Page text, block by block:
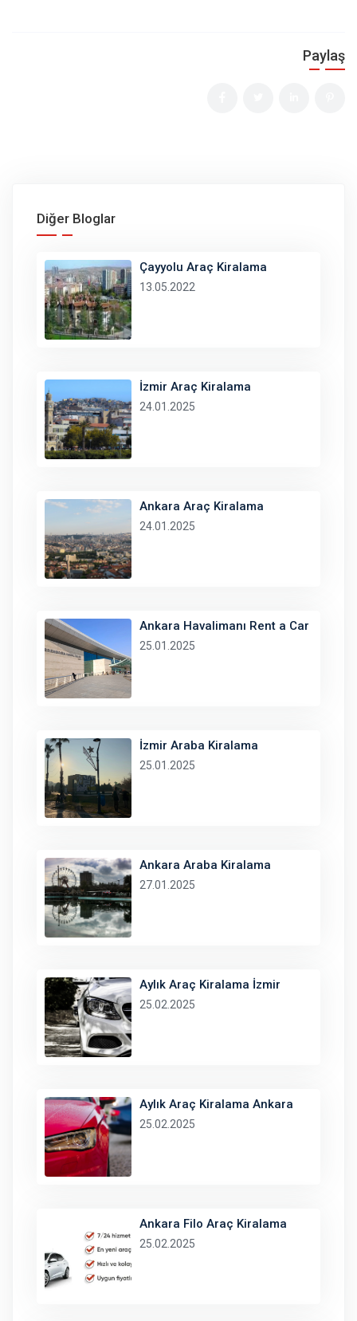
Paylaş
Diğer Bloglar
Çayyolu Araç Kiralama
13.05.2022
İzmir Araç Kiralama
24.01.2025
Ankara Araç Kiralama
24.01.2025
Ankara Havalimanı Rent a Car
25.01.2025
İzmir Araba Kiralama
25.01.2025
Ankara Araba Kiralama
27.01.2025
Aylık Araç Kiralama İzmir
25.02.2025
Aylık Araç Kiralama Ankara
25.02.2025
Ankara Filo Araç Kiralama
25.02.2025